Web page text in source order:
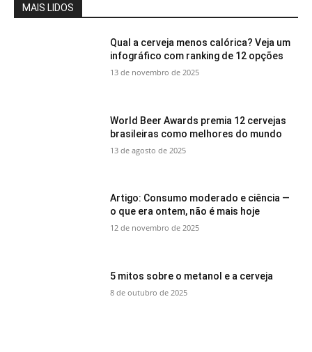
MAIS LIDOS
Qual a cerveja menos calórica? Veja um
infográfico com ranking de 12 opções
13 de novembro de 2025
World Beer Awards premia 12 cervejas
brasileiras como melhores do mundo
13 de agosto de 2025
Artigo: Consumo moderado e ciência —
o que era ontem, não é mais hoje
12 de novembro de 2025
5 mitos sobre o metanol e a cerveja
8 de outubro de 2025